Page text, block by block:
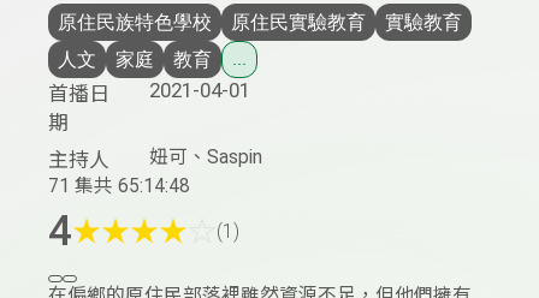
原住民族特色學校 原住民實驗教育
實驗教育
人文
家庭 教育 ...
首播日
期
2021-04-01
主持人
妞可、Saspin
71 集共 65:14:48
4★★★★ (1)